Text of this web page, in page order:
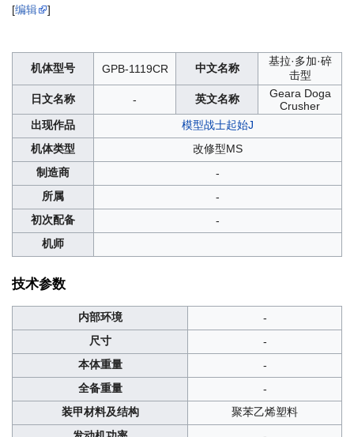
[编辑 ]
机体型号 GPB-1119CR 中文名称
基拉·多加·碎
击型
日文名称
- 英文名称
Geara Doga
Crusher
出现作品
模型战士起始J
机体类型
改修型MS
制造商
-
所属
-
初次配备
-
机师
技术参数
内部环境
-
尺寸
-
本体重量
-
全备重量
-
装甲材料及结构
聚苯乙烯塑料